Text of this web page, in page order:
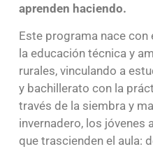
aprenden haciendo.
Este programa nace
la educación técnica y
rurales, vinculando a
y bachillerato con la
través de la siembra y
invernadero, los jóvenes
que trascienden el aula: